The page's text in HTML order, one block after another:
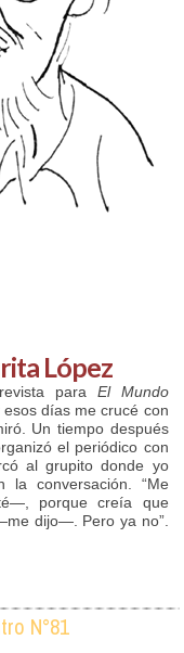
López
para El Mundo
días me crucé con
Un tiempo después
el periódico con
al grupito donde yo
la conversación. “Me
porque creía que
dijo—. Pero ya no”.
N°81